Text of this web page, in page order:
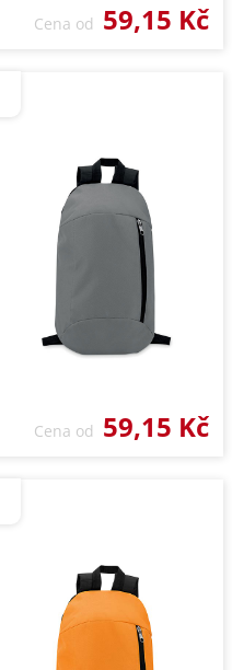
Cena od 59,15 Kč
Cena od 59,15 Kč